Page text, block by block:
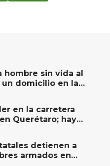
hombre sin vida al
domicilio en la
Rodeo, San Juan del
en la carretera
Querétaro; hay
combustible
detienen a
armados en